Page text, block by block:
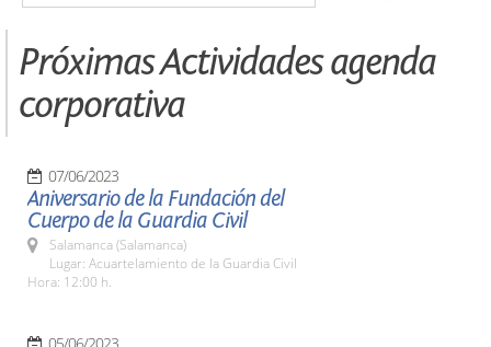
Próximas Actividades agenda
corporativa
07/06/2023
Aniversario de la Fundación del
Cuerpo de la Guardia Civil
Salamanca (Salamanca)
Lugar: Acuartelamiento de la Guardia Civil
Hora: 12:00 h.